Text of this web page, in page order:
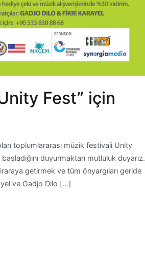
Fest” için
toplumlararası müzik festivali Unity
duyurmaktan mutluluk duyarız.
getirmek ve tüm önyargıları geride
ve Gadjo Dilo […]